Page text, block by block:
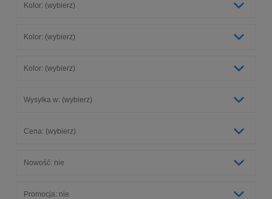
Kolor: (wybierz)
Kolor: (wybierz)
Kolor: (wybierz)
Wysyłka w: (wybierz)
Cena: (wybierz)
Nowość: nie
Promocja: nie